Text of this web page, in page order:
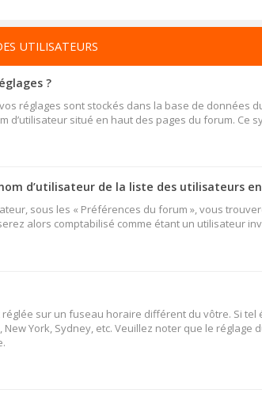
UTILISATEURS
?
réglages sont stockés dans la base de données
d’utilisateur situé en haut des pages du forum.
d’utilisateur de la liste des utilisateurs
sous les « Préférences du forum », vous
alors comptabilisé comme étant un utilisateur
sur un fuseau horaire différent du vôtre. Si
York, Sydney, etc. Veuillez noter que le